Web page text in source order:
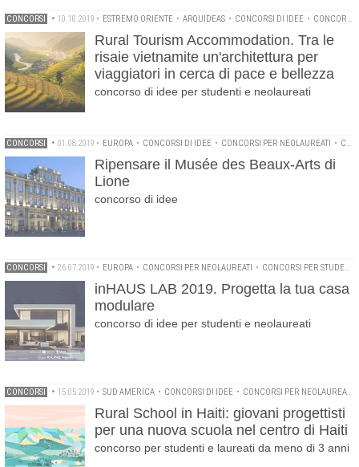
CONCORSI • 10.10.2019 • ESTREMO ORIENTE • ARQUIDEAS • CONCORSI DI IDEE • CONCORSI PER NEOLAUREATI
Rural Tourism Accommodation. Tra le
risaie vietnamite un'architettura per
viaggiatori in cerca di pace e bellezza
concorso di idee per studenti e neolaureati
CONCORSI • 01.08.2019 • EUROPA • CONCORSI DI IDEE • CONCORSI PER NEOLAUREATI • CONCORSI PER STUDENTI
Ripensare il Musée des Beaux-Arts di
Lione
concorso di idee
CONCORSI • 26.07.2019 • EUROPA • CONCORSI PER NEOLAUREATI • CONCORSI PER STUDENTI
inHAUS LAB 2019. Progetta la tua casa
modulare
concorso di idee per studenti e neolaureati
CONCORSI • 15.05.2019 • SUD AMERICA • CONCORSI DI IDEE • CONCORSI PER NEOLAUREATI
Rural School in Haiti: giovani progettisti
per una nuova scuola nel centro di Haiti
concorso per studenti e laureati da meno di 3 anni